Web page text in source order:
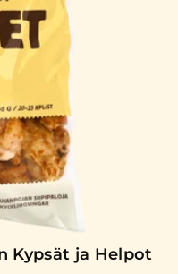
Kypsät ja Helpot